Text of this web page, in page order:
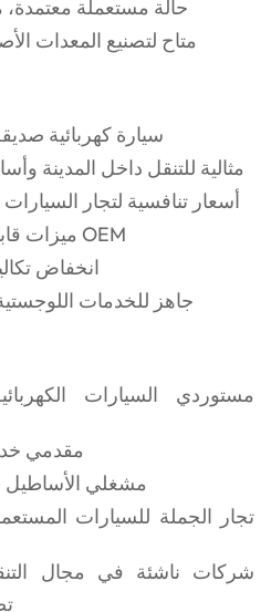
حالة مستعملة معتمدة،
متاح لتصنيع المعدات
سيارة كهربائية
مثالية للتنقل داخل المدينة
أسعار تنافسية لتجار السيارات
ميزات قابلة للتخصيص لشركاء OEM
انخفاض
جاهز للخدمات اللوجستية
مستوردي السيارات
مقدمي
مشغلي الأساطيل
تجار الجملة للسيارات
شركات ناشئة في مجال